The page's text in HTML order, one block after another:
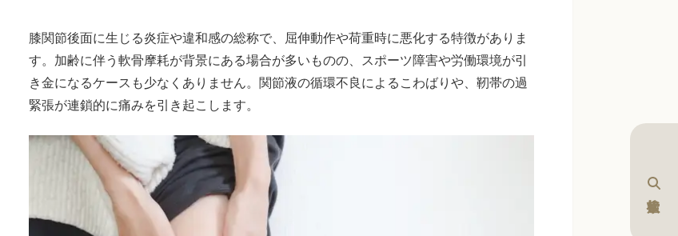
膝関節後面に生じる炎症や違和感の総称で、屈伸動作や荷重時に悪化する特徴がありま
す。加齢に伴う軟骨摩耗が背景にある場合が多いものの、スポーツ障害や労働環境が引
き金になるケースも少なくありません。関節液の循環不良によるこわばりや、靭帯の過
緊張が連鎖的に痛みを引き起こします。